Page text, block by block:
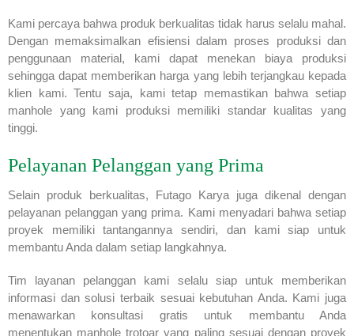
Kami percaya bahwa produk berkualitas tidak harus selalu mahal.
Dengan memaksimalkan efisiensi dalam proses produksi dan
penggunaan material, kami dapat menekan biaya produksi
sehingga dapat memberikan harga yang lebih terjangkau kepada
klien kami. Tentu saja, kami tetap memastikan bahwa setiap
manhole yang kami produksi memiliki standar kualitas yang
tinggi.
Pelayanan Pelanggan yang Prima
Selain produk berkualitas, Futago Karya juga dikenal dengan
pelayanan pelanggan yang prima. Kami menyadari bahwa setiap
proyek memiliki tantangannya sendiri, dan kami siap untuk
membantu Anda dalam setiap langkahnya.
Tim layanan pelanggan kami selalu siap untuk memberikan
informasi dan solusi terbaik sesuai kebutuhan Anda. Kami juga
menawarkan konsultasi gratis untuk membantu Anda
menentukan manhole trotoar yang paling sesuai dengan proyek